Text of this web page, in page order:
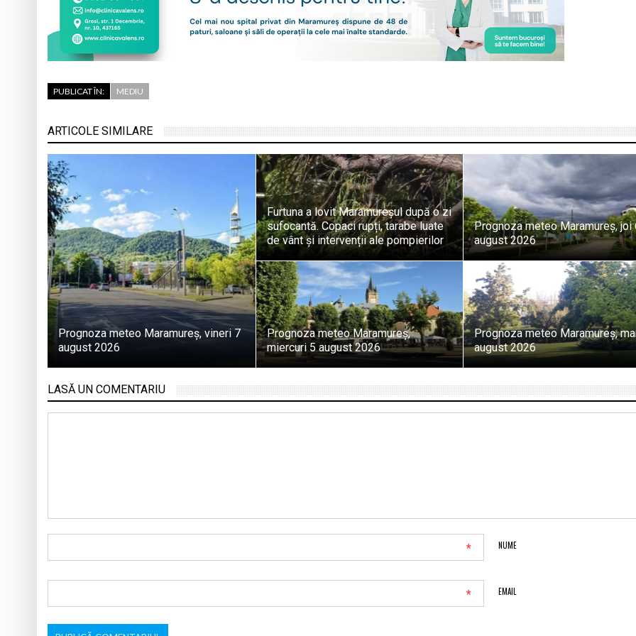
PUBLICAT ÎN: MEDIU
ARTICOLE SIMILARE
Prognoza meteo Maramureș, vineri 7
august 2026
Furtuna a lovit Maramureșul după o zi
sufocantă. Copaci rupți, tarabe luate
de vânt și intervenții ale pompierilor
Prognoza meteo Maramureș, joi
august 2026
Prognoza meteo Maramureș,
miercuri 5 august 2026
Prognoza meteo Maramureș,
august 2026
LASĂ UN COMENTARIU
NUME
*
EMAIL
*